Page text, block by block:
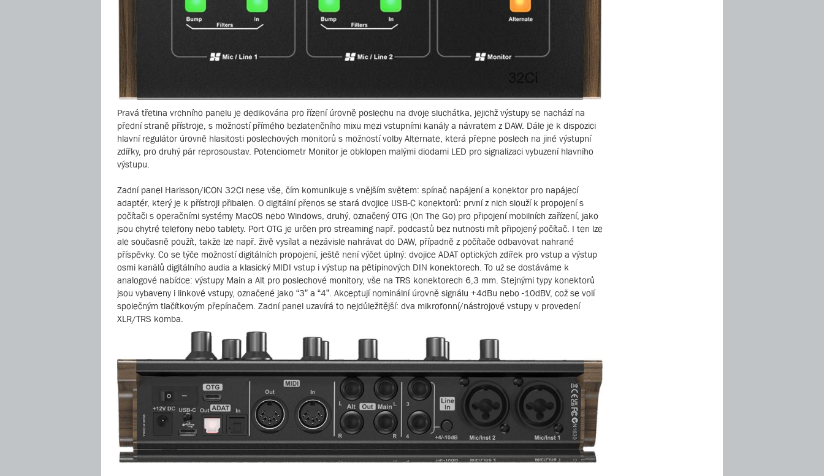
Pravá třetina vrchního panelu je dedikována pro řízení úrovně poslechu na dvoje sluchátka, jejichž výstupy se nachází na
přední straně přístroje, s možností přímého bezlatenčního mixu mezi vstupními kanály a návratem z DAW. Dále je k dispozici
hlavní regulátor úrovně hlasitosti poslechových monitorů s možností volby Alternate, která přepne poslech na jiné výstupní
zdířky, pro druhý pár reprosoustav. Potenciometr Monitor je obklopen malými diodami LED pro signalizaci vybuzení hlavního
výstupu.
Zadní panel Harisson/iCON 32Ci nese vše, čím komunikuje s vnějším světem: spínač napájení a konektor pro napájecí
adaptér, který je k přístroji přibalen. O digitální přenos se stará dvojice USB-C konektorů: první z nich slouží k propojení s
počítači s operačními systémy MacOS nebo Windows, druhý, označený OTG (On The Go) pro připojení mobilních zařízení, jako
jsou chytré telefony nebo tablety. Port OTG je určen pro streaming např. podcastů bez nutnosti mít připojený počítač. I ten lze
ale současně použít, takže lze např. živě vysílat a nezávisle nahrávat do DAW, případně z počítače odbavovat nahrané
příspěvky. Co se týče možností digitálních propojení, ještě není výčet úplný: dvojice ADAT optických zdířek pro vstup a výstup
osmi kanálů digitálního audia a klasický MIDI vstup i výstup na pětipinových DIN konektorech. To už se dostáváme k
analogové nabídce: výstupy Main a Alt pro poslechové monitory, vše na TRS konektorech 6,3 mm. Stejnými typy konektorů
jsou vybaveny i linkové vstupy, označené jako “3” a “4”. Akceptují nominální úrovně signálu +4dBu nebo -10dBV, což se volí
společným tlačítkovým přepínačem. Zadní panel uzavírá to nejdůležitější: dva mikrofonní/nástrojové vstupy v provedení
XLR/TRS komba.